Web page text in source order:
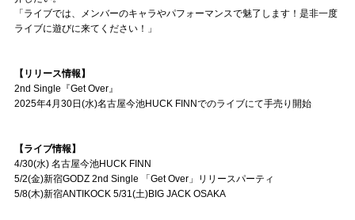
「ライブでは、メンバーのキャラやパフォーマンスで魅了します！是非一度
ライブに遊びに来てください！」
【リリース情報】
2nd Single『Get Over』
2025年4月30日(水)名古屋今池HUCK FINNでのライブにて手売り開始
【ライブ情報】
4/30(水) 名古屋今池HUCK FINN
5/2(金)新宿GODZ 2nd Single 「Get Over」リリースパーティ
5/8(木)新宿ANTIKOCK 5/31(土)BIG JACK OSAKA